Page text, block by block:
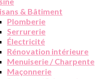
& Bâtiment
Plomberie
Serrurerie
Électricité
Rénovation intérieure
Menuiserie / Charpente
Maçonnerie